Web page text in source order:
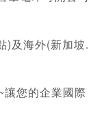
)及海外(新加坡.
您的企業國際